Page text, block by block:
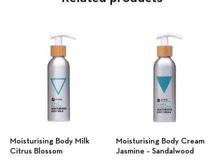
Moisturising Body Milk
Citrus Blossom
Moisturising Body Cream
Jasmine – Sandalwood
Previous